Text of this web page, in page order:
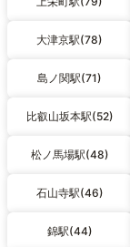
大津京駅(78)
島ノ関駅(71)
比叡山坂本駅(52)
松ノ馬場駅(48)
石山寺駅(46)
錦駅(44)